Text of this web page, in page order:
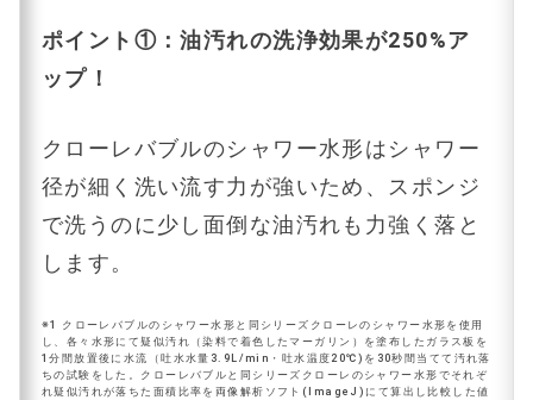
ポイント①：油汚れの洗浄効果が250%ア
ップ！
クローレバブルのシャワー水形はシャワー
径が細く洗い流す力が強いため、スポンジ
で洗うのに少し面倒な油汚れも力強く落と
します。
※1 クローレバブルのシャワー水形と同シリーズクローレのシャワー水形を使用
し、各々水形にて疑似汚れ（染料で着色したマーガリン）を塗布したガラス板を
1分間放置後に水流（吐水水量3.9L/min・吐水温度20℃)を30秒間当てて汚れ落
ちの試験をした。クローレバブルと同シリーズクローレのシャワー水形でそれぞ
れ疑似汚れが落ちた面積比率を両像解析ソフト(lmageJ)にて算出し比較した値